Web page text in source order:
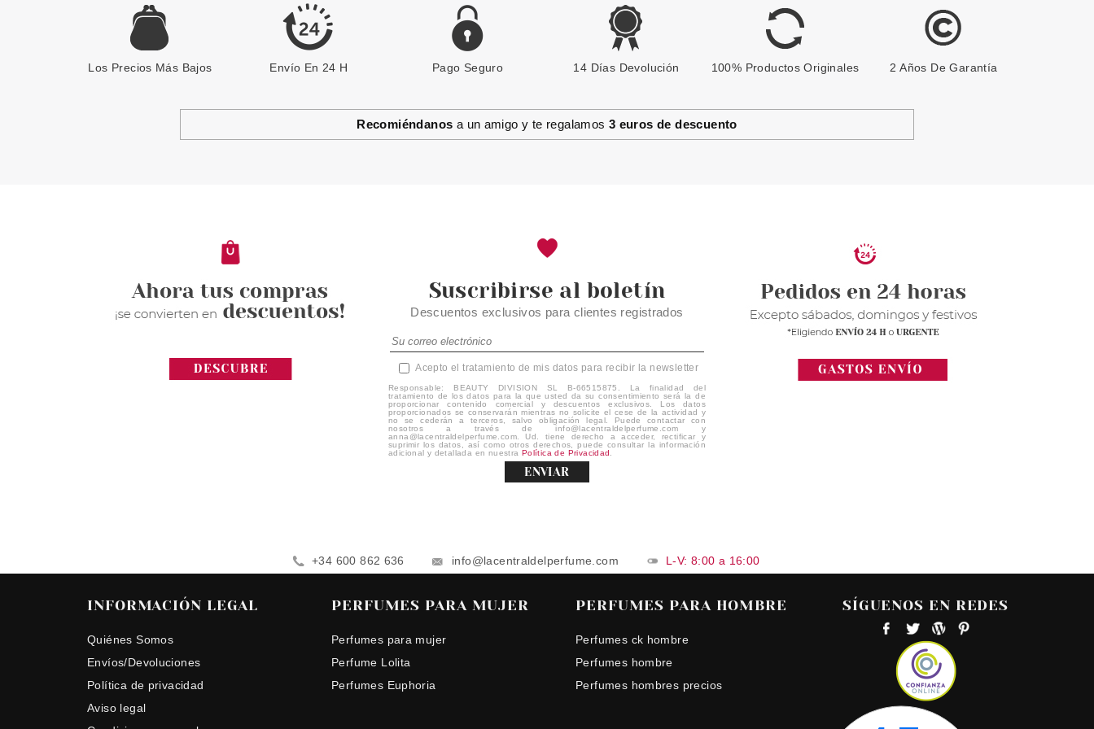
ESSENCE
Pvr 1.29€ desde
Los Precios Más Bajos Envío En 24 H Pago Seguro 14 Días Devolución 100% Productos Originales 2 Años De Garantía
Recomiéndanos a un amigo y te regalamos 3 euros de descuento
Suscribirse al boletín
Descuentos exclusivos para clientes registrados
Acepto el tratamiento de mis datos para recibir la newsletter
Responsable: BEAUTY DIVISION SL B-66515875. La finalidad del
tratamiento de los datos para la que usted da su consentimiento será la de
proporcionar contenido comercial y descuentos exclusivos. Los datos
proporcionados se conservarán mientras no solicite el cese de la actividad y
no se cederán a terceros, salvo obligación legal. Puede contactar con
nosotros a través de info@lacentraldelperfume.com y
anna@lacentraldelperfume.com. Ud. tiene derecho a acceder, rectificar y
suprimir los datos, así como otros derechos, puede consultar la información
adicional y detallada en nuestra Política de Privacidad
ENVIAR
+34 600 862 636 info@lacentraldelperfume.com L-V: 8:00 a 16:00
INFORMACIÓN LEGAL
Quiénes Somos
Envíos/Devoluciones
Política de privacidad
Aviso legal
PERFUMES PARA MUJER
Perfumes para mujer
Perfume Lolita
Perfumes Euphoria
PERFUMES PARA HOMBRE
Perfumes ck hombre
Perfumes hombre
Perfumes hombres precios
SÍGUENOS EN REDES